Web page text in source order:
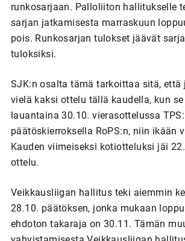
runkosarjaan. Palloliiton hallitukselle
sarjan jatkamisesta marraskuun
pois. Runkosarjan tulokset jäävät
tuloksiksi.
SJK:n osalta tämä tarkoittaa sitä, että
vielä kaksi ottelu tällä kaudella, kun
lauantaina 30.10. vierasottelussa
päätöskierroksella RoPS:n, niin ikään
Kauden viimeiseksi kotiotteluksi jäi
ottelu.
Veikkausliigan hallitus teki aiemmin
28.10. päätöksen, jonka mukaan
ehdoton takaraja on 30.11. Tämän